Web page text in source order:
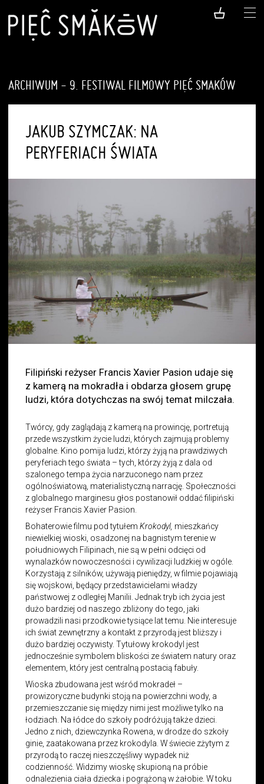
ARCHIWUM - 9. FESTIWAL FILMOWY PIĘĆ SMAKÓW
JAKUB SZYMCZAK: NA
PERYFERIACH ŚWIATA
Filipiński reżyser Francis Xavier Pasion udaje się
z kamerą na mokradła i obdarza głosem grupę
ludzi, która dotychczas na swój temat milczała.
Twórcy, gdy zaglądają z kamerą na prowincję, portretują
przede wszystkim życie ludzi, których zajmują problemy
globalne. Kino pomija ludzi, którzy żyją na prawdziwych
peryferiach tego świata – tych, którzy żyją z dala od
szalonego tempa życia narzuconego nam przez
ogólnoświatową, materialistyczną narrację. Społeczności
z globalnego marginesu głos postanowił oddać filipiński
reżyser Francis Xavier Pasion.
Bohaterowie filmu pod tytułemKrokodyl, mieszkańcy
niewielkiej wioski, osadzonej na bagnistym terenie w
południowych Filipinach, nie są w pełni odcięci od
wynalazków nowoczesności i cywilizacji ludzkiej w ogóle.
Korzystają z silników, używają pieniędzy, w filmie pojawiają
się wojskowi, będący przedstawicielami władzy
państwowej z odległej Manilii. Jednak tryb ich życia jest
dużo bardziej od naszego zbliżony do tego, jaki
prowadzili nasi przodkowie tysiące lat temu. Nie interesuje
ich świat zewnętrzny a kontakt z przyrodą jest bliższy i
dużo bardziej oczywisty. Tytułowy krokodyl jest
jednocześnie symbolem bliskości ze światem natury oraz
elementem, który jest centralną postacią fabuły.
Wioska zbudowana jest wśród mokradeł –
prowizoryczne budynki stoją na powierzchni wody, a
przemieszczanie się między nimi jest możliwe tylko na
łodziach. Na łódce do szkoły podróżują także dzieci.
Jedno z nich, dziewczynka Rowena, w drodze do szkoły
ginie, zaatakowana przez krokodyla. W świecie zżytym z
przyrodą to raczej nieszczęśliwy wypadek niż
codzienność. Widzimy wioskę skupioną na próbie
odnalezienia ciała dziecka i pogrążoną w żałobie. W toku